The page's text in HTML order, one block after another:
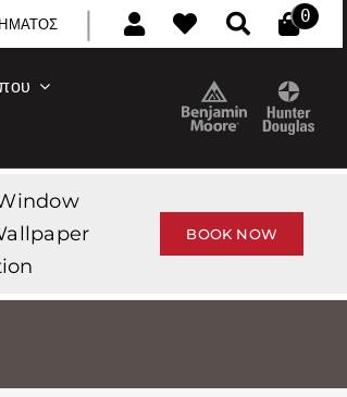
| 0
BOOK NOW